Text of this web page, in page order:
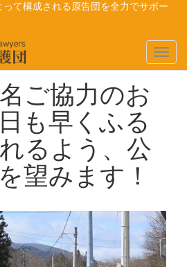
て構成される原告団を全力でサポー
Toggle
ご協力のお
も早くふる
るよう、公
望みます！